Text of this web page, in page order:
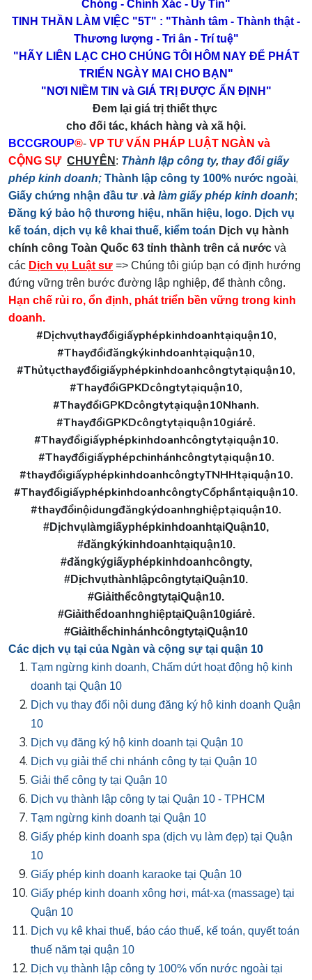
Chóng - Chính Xác - Uy Tín"
TINH THẦN LÀM VIỆC "5T" : "Thành tâm - Thành thật -
Thương lượng - Tri ân - Trí tuệ"
"HÃY LIÊN LẠC CHO CHÚNG TÔI HÔM NAY ĐỂ PHÁT
TRIỂN NGÀY MAI CHO BẠN"
"NƠI NIỀM TIN và GIÁ TRỊ ĐƯỢC ẤN ĐỊNH"
Đem lại giá trị thiết thực
cho đối tác, khách hàng và xã hội.
BCCGROUP®- VP TƯ VẤN PHÁP LUẬT NGÀN và
CỘNG SỰ CHUYÊN : Thành lập công ty, thay đổi giấy
phép kinh doanh; Thành lập công ty 100% nước ngoài,
Giấy chứng nhận đầu tư .và làm giấy phép kinh doanh;
Đăng ký bảo hộ thương hiệu, nhãn hiệu, logo. Dịch vụ
kế toán, dịch vụ kê khai thuế, kiểm toán Dịch vụ hành
chính công Toàn Quốc 63 tỉnh thành trên cả nước và
các Dịch vụ Luật sư => Chúng tôi giúp bạn có định hướng
đứng vững trên bước đường lập nghiệp, để thành công.
Hạn chế rủi ro, ổn định, phát triển bền vững trong kinh
doanh.
#Dịchvụthayđổigiấyphépkinhdoanhtạiquận10,
#Thayđổiđăngkýkinhdoanhtạiquận10,
#Thủtụcthayđổigiấyphépkinhdoanhcôngtytạiquận10,
#ThayđổiGPKDcôngtytạiquận10,
#ThayđổiGPKDcôngtytạiquận10Nhanh.
#ThayđổiGPKDcôngtytạiquận10giárẻ.
#Thayđổigiấyphépkinhdoanhcôngtytạiquận10.
#Thayđổigiấyphépchinhánhcôngtytạiquận10.
#thayđổigiấyphépkinhdoanhcôngtyTNHHtạiquận10.
#ThayđổigiấyphépkinhdoanhcôngtyCổphầntạiquận10.
#thayđổinộidungđăngkýdoanhnghiệptạiquận10.
#DịchvụlàmgiấyphépkinhdoanhtạiQuận10,
#đăngkýkinhdoanhtạiquận10.
#đăngkýgiấyphépkinhdoanhcôngty,
#DịchvụthànhlậpcôngtytạiQuận10.
#GiảithểcôngtytạiQuận10.
#GiảithểdoanhnghiệptạiQuận10giárẻ.
#GiảithểchinhánhcôngtytạiQuận10
Các dịch vụ tại của Ngàn và cộng sự tại quận 10
Tạm ngừng kinh doanh, Chấm dứt hoạt động hộ kinh
doanh tại Quận 10
Dịch vụ thay đổi nội dung đăng ký hộ kinh doanh Quận
10
Dịch vụ đăng ký hộ kinh doanh tại Quận 10
Dịch vụ giải thể chi nhánh công ty tại Quận 10
Giải thể công ty tại Quận 10
Dịch vụ thành lập công ty tại Quận 10 - TPHCM
Tạm ngừng kinh doanh tại Quận 10
Giấy phép kinh doanh spa (dịch vụ làm đẹp) tại Quận
10
Giấy phép kinh doanh karaoke tại Quận 10
Giấy phép kinh doanh xông hơi, mát-xa (massage) tại
Quận 10
Dịch vụ kê khai thuế, báo cáo thuế, kế toán, quyết toán
thuế năm tại quận 10
Dịch vụ thành lập công ty 100% vốn nước ngoài tại